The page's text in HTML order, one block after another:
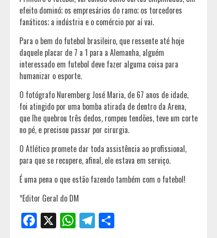
efeito dominó; os empresários do ramo; os torcedores
fanáticos; a indústria e o comércio por aí vai.
Para o bem do futebol brasileiro, que ressente até hoje
daquele placar de 7 a 1 para a Alemanha, alguém
interessado em futebol deve fazer alguma coisa para
humanizar o esporte.
O fotógrafo Nuremberg José Maria, de 67 anos de idade,
foi atingido por uma bomba atirada de dentro da Arena,
que lhe quebrou três dedos, rompeu tendões, teve um corte
no pé, e precisou passar por cirurgia.
O Atlético promete dar toda assistência ao profissional,
para que se recupere, afinal, ele estava em serviço.
É uma pena o que estão fazendo também com o futebol!
*Editor Geral do DM
Facebook
X WhatsApp
Telegram